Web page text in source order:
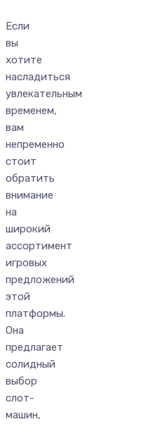
Если
вы
хотите
насладиться
увлекательным
временем,
вам
непременно
стоит
обратить
внимание
на
широкий
ассортимент
игровых
предложений
этой
платформы.
Она
предлагает
солидный
выбор
слот-
машин,